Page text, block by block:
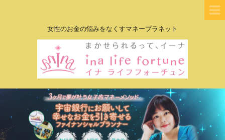
女性のお金の悩みをなくすマネープラネット